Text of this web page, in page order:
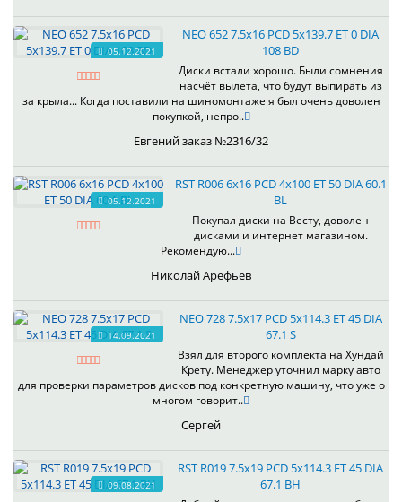
05.12.2021
NEO 652 7.5x16 PCD 5x139.7 ET 0 DIA
108 BD
Диски встали хорошо. Были сомнения
насчёт вылета, что будут выпирать из
за крыла... Когда поставили на шиномонтаже я был очень доволен
покупкой, непро..
Евгений заказ №2316/32
05.12.2021
RST R006 6x16 PCD 4x100 ET 50 DIA 60.1
BL
Покупал диски на Весту, доволен
дисками и интернет магазином.
Рекомендую...
Николай Арефьев
14.09.2021
NEO 728 7.5x17 PCD 5x114.3 ET 45 DIA
67.1 S
Взял для второго комплекта на Хундай
Крету. Менеджер уточнил марку авто
для проверки параметров дисков под конкретную машину, что уже о
многом говорит..
Сергей
09.08.2021
RST R019 7.5x19 PCD 5x114.3 ET 45 DIA
67.1 BH